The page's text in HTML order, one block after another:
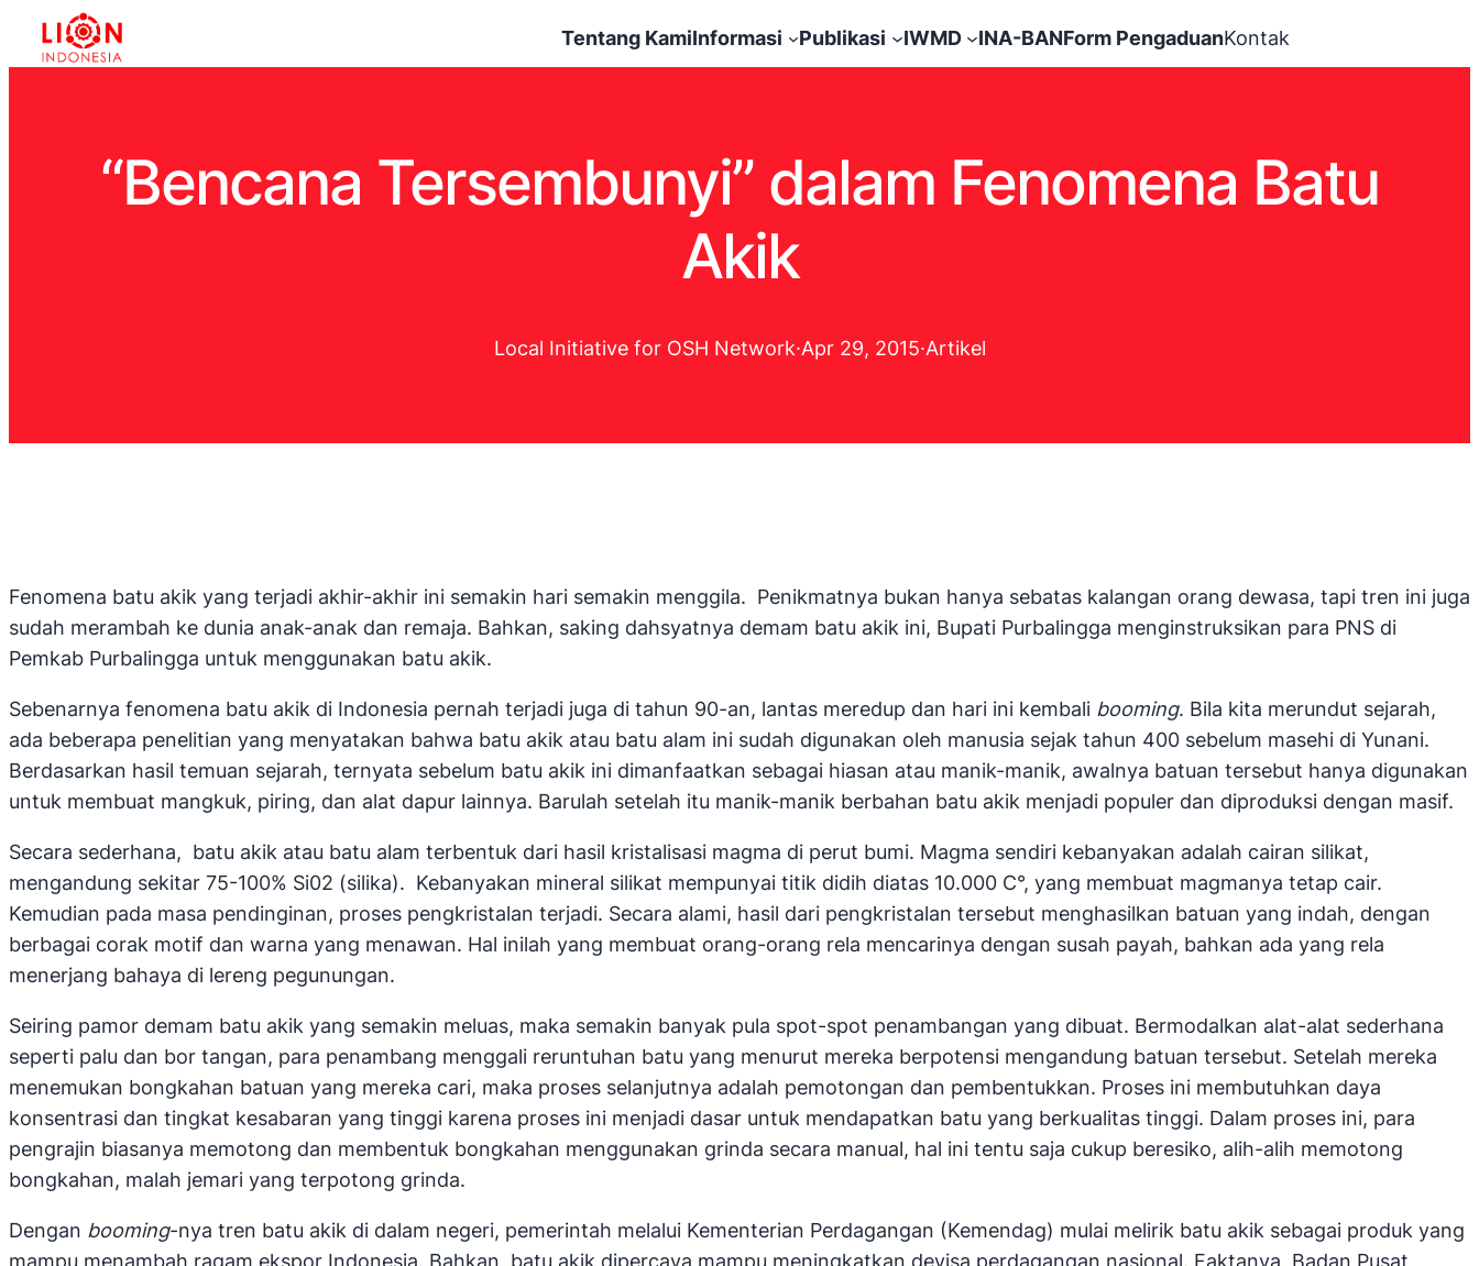
Tentang KamiInformasi Publikasi IWMD INA-BANForm PengaduanKontak
“Bencana Tersembunyi” dalam Fenomena Batu
Akik
Local Initiative for OSH Network·Apr 29, 2015·Artikel
Fenomena batu akik yang terjadi akhir-akhir ini semakin hari semakin menggila. Penikmatnya bukan hanya sebatas kalangan orang dewasa, tapi tren ini juga
sudah merambah ke dunia anak-anak dan remaja. Bahkan, saking dahsyatnya demam batu akik ini, Bupati Purbalingga menginstruksikan para PNS di
Pemkab Purbalingga untuk menggunakan batu akik.
Sebenarnya fenomena batu akik di Indonesia pernah terjadi juga di tahun 90-an, lantas meredup dan hari ini kembali booming. Bila kita merundut sejarah,
ada beberapa penelitian yang menyatakan bahwa batu akik atau batu alam ini sudah digunakan oleh manusia sejak tahun 400 sebelum masehi di Yunani.
Berdasarkan hasil temuan sejarah, ternyata sebelum batu akik ini dimanfaatkan sebagai hiasan atau manik-manik, awalnya batuan tersebut hanya digunakan
untuk membuat mangkuk, piring, dan alat dapur lainnya. Barulah setelah itu manik-manik berbahan batu akik menjadi populer dan diproduksi dengan masif.
Secara sederhana, batu akik atau batu alam terbentuk dari hasil kristalisasi magma di perut bumi. Magma sendiri kebanyakan adalah cairan silikat,
mengandung sekitar 75-100% Si02 (silika). Kebanyakan mineral silikat mempunyai titik didih diatas 10.000 C°, yang membuat magmanya tetap cair.
Kemudian pada masa pendinginan, proses pengkristalan terjadi. Secara alami, hasil dari pengkristalan tersebut menghasilkan batuan yang indah, dengan
berbagai corak motif dan warna yang menawan. Hal inilah yang membuat orang-orang rela mencarinya dengan susah payah, bahkan ada yang rela
menerjang bahaya di lereng pegunungan.
Seiring pamor demam batu akik yang semakin meluas, maka semakin banyak pula spot-spot penambangan yang dibuat. Bermodalkan alat-alat sederhana
seperti palu dan bor tangan, para penambang menggali reruntuhan batu yang menurut mereka berpotensi mengandung batuan tersebut. Setelah mereka
menemukan bongkahan batuan yang mereka cari, maka proses selanjutnya adalah pemotongan dan pembentukkan. Proses ini membutuhkan daya
konsentrasi dan tingkat kesabaran yang tinggi karena proses ini menjadi dasar untuk mendapatkan batu yang berkualitas tinggi. Dalam proses ini, para
pengrajin biasanya memotong dan membentuk bongkahan menggunakan grinda secara manual, hal ini tentu saja cukup beresiko, alih-alih memotong
bongkahan, malah jemari yang terpotong grinda.
Dengan booming-nya tren batu akik di dalam negeri, pemerintah melalui Kementerian Perdagangan (Kemendag) mulai melirik batu akik sebagai produk yang
mampu menambah ragam ekspor Indonesia. Bahkan, batu akik dipercaya mampu meningkatkan devisa perdagangan nasional. Faktanya, Badan Pusat